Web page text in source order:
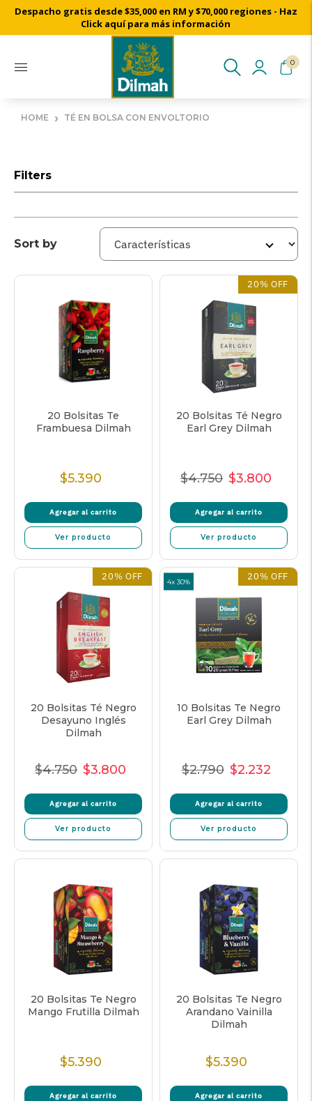
Despacho gratis desde $35,000 en RM y $70,000 regiones - Haz
Click aquí para más información
0
HOME › TÉ EN BOLSA CON ENVOLTORIO
Filters
Sort by
20 Bolsitas Te
Frambuesa Dilmah
Precio
$5.390
Agregar al carrito
Ver producto
20% OFF
20 Bolsitas Té Negro
Earl Grey Dilmah
Precio
$4.750 Precio
oferta
$3.800
Agregar al carrito
Ver producto
20% OFF
20 Bolsitas Té Negro
Desayuno Inglés
Dilmah
Precio
$4.750 Precio
oferta
$3.800
Agregar al carrito
Ver producto
4x 30% 20% OFF
10 Bolsitas Te Negro
Earl Grey Dilmah
Precio
$2.790 Precio
oferta
$2.232
Agregar al carrito
Ver producto
20 Bolsitas Te Negro
Mango Frutilla Dilmah
Precio
$5.390
Agregar al carrito
20 Bolsitas Te Negro
Arandano Vainilla
Dilmah
Precio
$5.390
Agregar al carrito